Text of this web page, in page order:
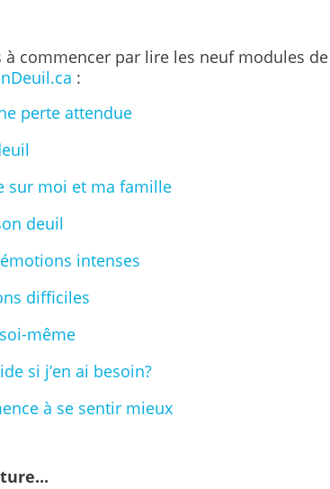
commencer par lire les neuf modules
:
perte attendue
sur moi et ma famille
deuil
intenses
difficiles
même
si j’en ai besoin?
à se sentir mieux